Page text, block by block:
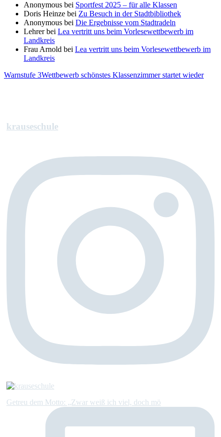
Anonymous bei Sportfest 2025 – für alle Klassen
Doris Heinze bei Zu Besuch in der Stadtbibliothek
Anonymous bei Die Ergebnisse vom Stadtradeln
Lehrerbei Lea vertritt uns beim Vorlesewettbewerb im
Landkreis
Frau Arnold bei Lea vertritt uns beim Vorlesewettbewerb im
Landkreis
Warnstufe 3Wettbewerb schönstes Klassenzimmer startet wieder
krauseschule
Getreu dem Motto: „Zwar weiß ich viel, doch mö